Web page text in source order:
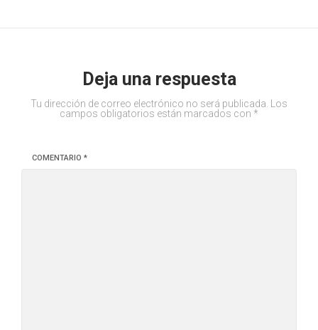
Deja una respuesta
Tu dirección de correo electrónico no será publicada. Los
campos obligatorios están marcados con *
COMENTARIO *